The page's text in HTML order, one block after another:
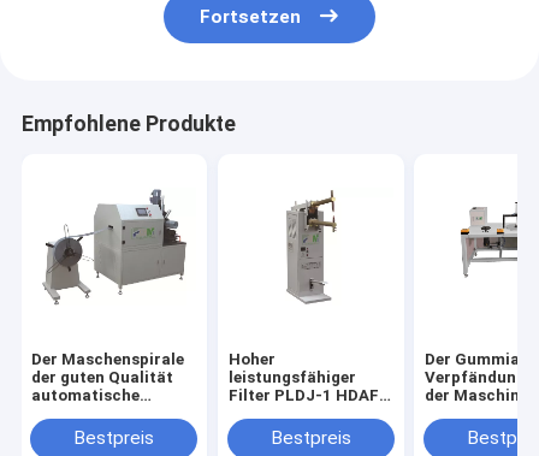
Fortsetzen
Empfohlene Produkte
Der Maschenspirale
der guten Qualität
automatische
umwickelnde
Maschine für
Bestpreis
Hoher
leistungsfähiger
Filter PLDJ-1 HDAF
Machine For Air
Bestpreis
Der
der
macht,